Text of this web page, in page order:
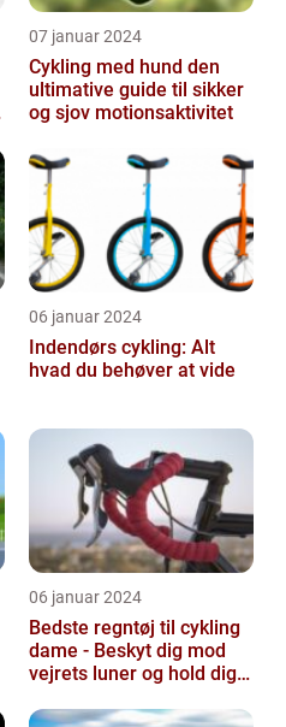
07 januar 2024
Cykling med hund den
ultimative guide til sikker
og sjov motionsaktivitet
06 januar 2024
Indendørs cykling: Alt
hvad du behøver at vide
06 januar 2024
Bedste regntøj til cykling
dame - Beskyt dig mod
vejrets luner og hold dig